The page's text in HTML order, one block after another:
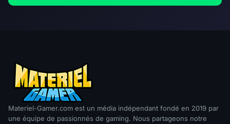
Materiel-Gamer.com est un média indépendant fondé en 2019 par
une équipe de passionnés de gaming. Nous partageons notre